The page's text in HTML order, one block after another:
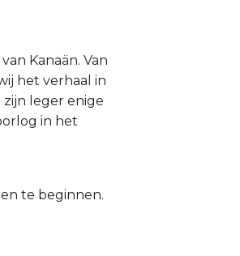
Kanaän. Van
het verhaal in
leger enige
in het
te beginnen.